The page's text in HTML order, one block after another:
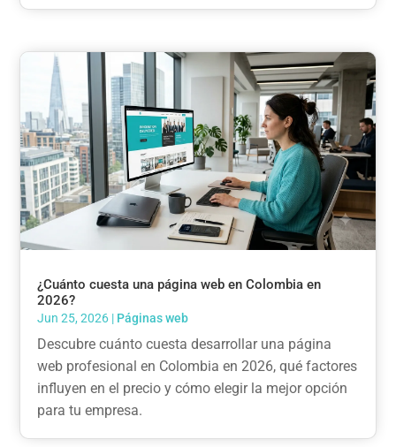
¿Cuánto cuesta una página web en Colombia en
2026?
Jun 25, 2026 | Páginas web
Descubre cuánto cuesta desarrollar una página
web profesional en Colombia en 2026, qué factores
influyen en el precio y cómo elegir la mejor opción
para tu empresa.